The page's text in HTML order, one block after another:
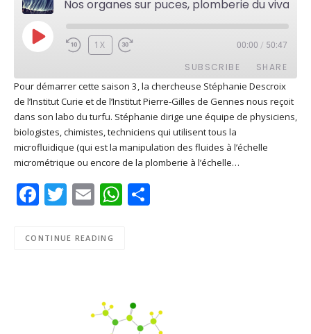
PLAY
EPISODE
1X 00:00 / 50:47
SUBSCRIBE SHARE
Apple Podcasts Deezer
Google Play PocketCasts
Podcast Addict RSS
Spotify
RSS FEED
SHARE
LINK
EMBED
Pour démarrer cette saison 3, la chercheuse Stéphanie Descroix
de l’Institut Curie et de l’Institut Pierre-Gilles de Gennes nous reçoit
dans son labo du turfu. Stéphanie dirige une équipe de physiciens,
biologistes, chimistes, techniciens qui utilisent tous la
microfluidique (qui est la manipulation des fluides à l’échelle
micrométrique ou encore de la plomberie à l’échelle…
Facebook
Twitter
EmailWhatsApp
CONTINUE READING